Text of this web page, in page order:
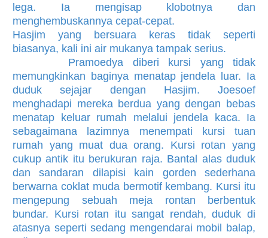
lega. Ia mengisap klobotnya dan
menghembuskannya cepat-cepat.
Hasjim yang bersuara keras tidak seperti
biasanya, kali ini air mukanya tampak serius.
Pramoedya diberi kursi yang tidak
memungkinkan baginya menatap jendela luar. Ia
duduk sejajar dengan Hasjim. Joesoef
menghadapi mereka berdua yang dengan bebas
menatap keluar rumah melalui jendela kaca. Ia
sebagaimana lazimnya menempati kursi tuan
rumah yang muat dua orang. Kursi rotan yang
cukup antik itu berukuran raja. Bantal alas duduk
dan sandaran dilapisi kain gorden sederhana
berwarna coklat muda bermotif kembang. Kursi itu
mengepung sebuah meja rontan berbentuk
bundar. Kursi rotan itu sangat rendah, duduk di
atasnya seperti sedang mengendarai mobil balap,